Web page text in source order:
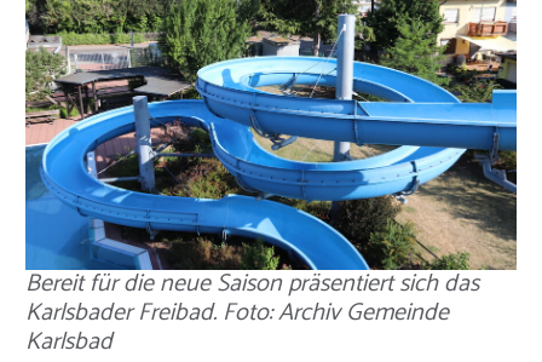
Bereit für die neue Saison präsentiert sich das
Karlsbader Freibad. Foto: Archiv Gemeinde
Karlsbad